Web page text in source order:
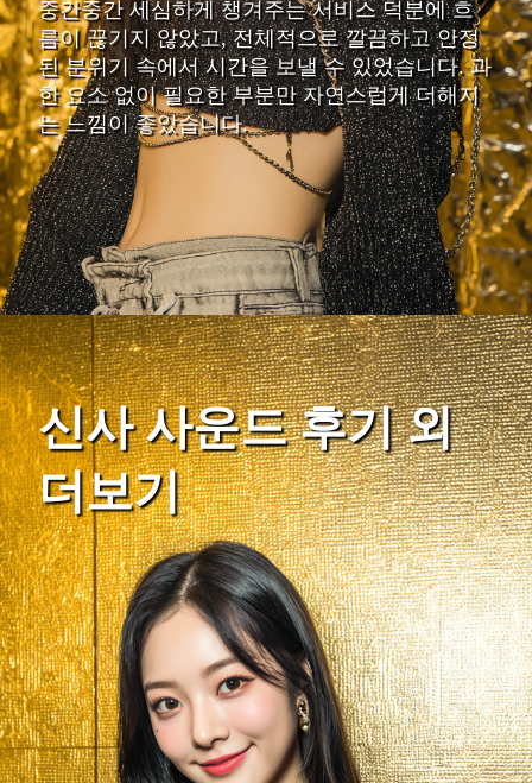
중간중간 세심하게 챙겨주는 서비스 덕분에 흐
름이 끊기지 않았고, 전체적으로 깔끔하고 안정
된 분위기 속에서 시간을 보낼 수 있었습니다. 과
한 요소 없이 필요한 부분만 자연스럽게 더해지
는 느낌이 좋았습니다.
신사 사운드 후기 외
더보기